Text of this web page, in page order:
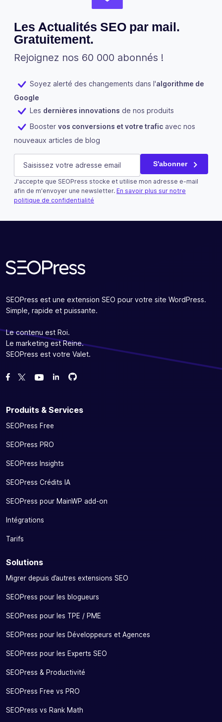
Les Actualités SEO par mail.
Gratuitement.
Rejoignez nos 60 000 abonnés !
Soyez alerté des changements dans l'algorithme de
Google
Les dernières innovations de nos produits
Booster vos conversions et votre trafic avec nos
nouveaux articles de blog
Email
Ce champ n’est utilisé qu’à des fins de validation et
E-mail (Nécessaire) S'abonner
J'accepte que SEOPress stocke et utilise mon adresse e-mail
afin de m'envoyer une newsletter. En savoir plus sur notre
politique de confidentialité
SEOPress est une extension SEO pour votre site WordPress.
Simple, rapide et puissante.
Le contenu est Roi.
Le marketing est Reine.
SEOPress est votre Valet.
Likez notre page Facebook
Suivez-nous sur Twitter
Nous voir sur YouTube
Forcez-nous sur GitHub
Forcez-nous sur GitHub
Produits & Services
SEOPress Free
SEOPress PRO
SEOPress Insights
SEOPress Crédits IA
SEOPress pour MainWP add-on
Intégrations
Tarifs
Solutions
Migrer depuis d’autres extensions SEO
SEOPress pour les blogueurs
SEOPress pour les TPE / PME
SEOPress pour les Développeurs et Agences
SEOPress pour les Experts SEO
SEOPress & Productivité
SEOPress Free vs PRO
SEOPress vs Rank Math